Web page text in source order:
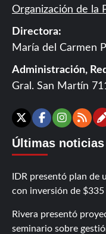
Organización de la
Directora:
María del Carmen
Administración,
Gral. San Martín
X Facebook
RSS
Últimas noticias
IDR presentó plan de
con inversión de
Rivera presentó
seminario sobre